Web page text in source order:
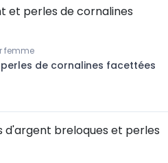
femme
de cornalines facettées